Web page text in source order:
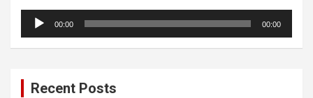
Audio
Player
00:00 00:00
Recent Posts